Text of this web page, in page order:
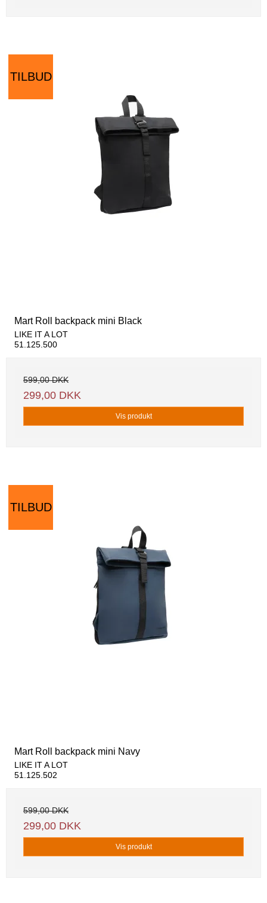
TILBUD
Mart Roll backpack mini Black
LIKE IT A LOT
51.125.500
599,00 DKK
299,00 DKK
Vis produkt
TILBUD
Mart Roll backpack mini Navy
LIKE IT A LOT
51.125.502
599,00 DKK
299,00 DKK
Vis produkt